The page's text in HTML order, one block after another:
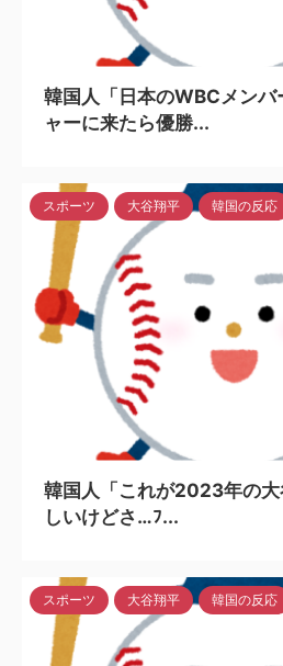
韓国人「日本のWBCメンバ
ャーに来たら優勝...
スポーツ 大谷翔平 韓国の反応
韓国人「これが2023年の大
しいけどさ…ﾌ...
スポーツ 大谷翔平 韓国の反応